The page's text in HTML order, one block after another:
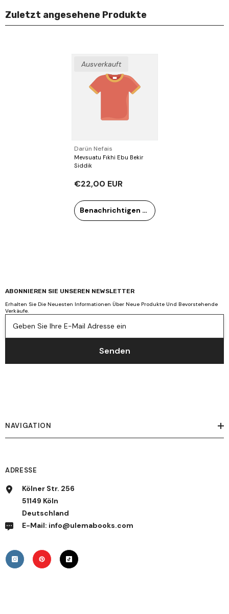
Zuletzt angesehene Produkte
Ausverkauft
Verkäufer:
Darün Nefais
Mevsuatu Fıkhi Ebu Bekir
Siddik
€22,00 EUR
Benachrichtigen Sie mich
ABONNIEREN SIE UNSEREN NEWSLETTER
Erhalten Sie Die Neuesten Informationen Über Neue Produkte Und Bevorstehende
Verkäufe.
Geben Sie Ihre E-Mail Adresse ein
Senden
NAVIGATION
ADRESSE
Kölner Str. 256
51149 Köln
Deutschland
E-Mail: info@ulemabooks.com